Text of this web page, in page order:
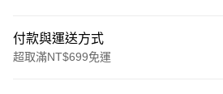
付款與運送方式
超取滿NT$699免運